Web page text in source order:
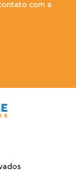
com a